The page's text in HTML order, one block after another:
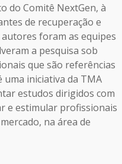
do Comitê NextGen, à
de recuperação e
foram as equipes
a pesquisa sob
que são referências
uma iniciativa da TMA
estudos dirigidos com
e estimular profissionais
na área de